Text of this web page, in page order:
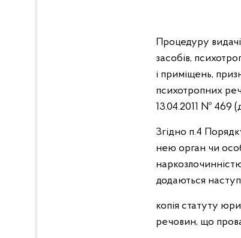
Процедуру
засобів,
і приміщень,
психотропних
13.04.2011 № 469
Згідно п.4
нею орган чи
додаються
копія статуту
речовин, що